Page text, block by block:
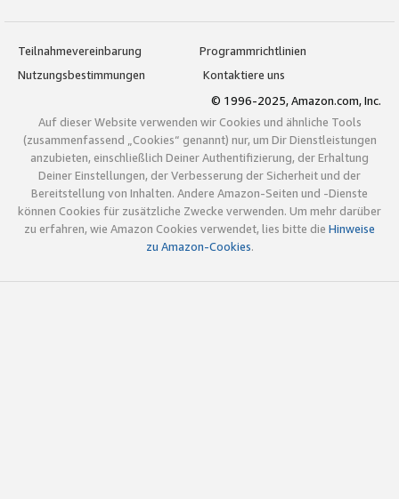
Teilnahmevereinbarung
Programmrichtlinien
Nutzungsbestimmungen
Kontaktiere uns
© 1996-2025, Amazon.com, Inc.
Auf dieser Website verwenden wir Cookies und ähnliche Tools
(zusammenfassend „Cookies“ genannt) nur, um Dir Dienstleistungen
anzubieten, einschließlich Deiner Authentifizierung, der Erhaltung
Deiner Einstellungen, der Verbesserung der Sicherheit und der
Bereitstellung von Inhalten. Andere Amazon-Seiten und -Dienste
können Cookies für zusätzliche Zwecke verwenden. Um mehr darüber
zu erfahren, wie Amazon Cookies verwendet, lies bitte die Hinweise
zu Amazon-Cookies.